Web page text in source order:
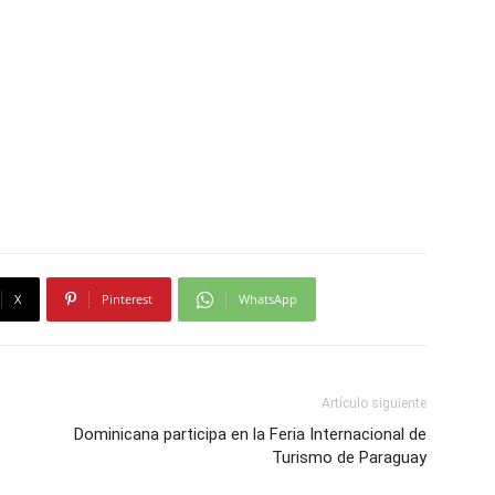
X Pinterest WhatsApp
Artículo siguiente
Dominicana participa en la Feria Internacional de
Turismo de Paraguay